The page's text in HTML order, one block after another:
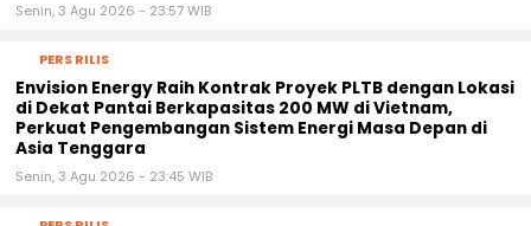
Senin, 3 Agu 2026 - 23:57 WIB
PERS RILIS
Envision Energy Raih Kontrak Proyek PLTB dengan Lokasi
di Dekat Pantai Berkapasitas 200 MW di Vietnam,
Perkuat Pengembangan Sistem Energi Masa Depan di
Asia Tenggara
Senin, 3 Agu 2026 - 23:45 WIB